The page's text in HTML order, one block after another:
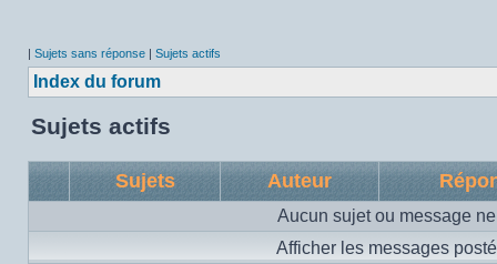
| Sujets sans réponse | Sujets actifs
Index du forum
Sujets actifs
Sujets Auteur
Aucun sujet ou message
Afficher les messages